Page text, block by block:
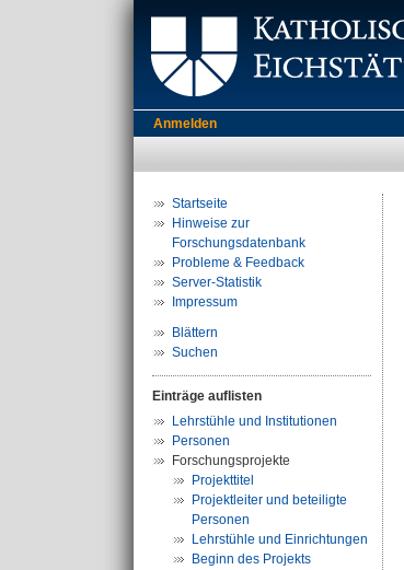
Anmelden
Startseite
Hinweise zur
Forschungsdatenbank
Probleme & Feedback
Server-Statistik
Impressum
Blättern
Suchen
Einträge auflisten
Lehrstühle und Institutionen
Personen
Forschungsprojekte
Projekttitel
Projektleiter und beteiligte
Personen
Lehrstühle und Einrichtungen
Beginn des Projekts